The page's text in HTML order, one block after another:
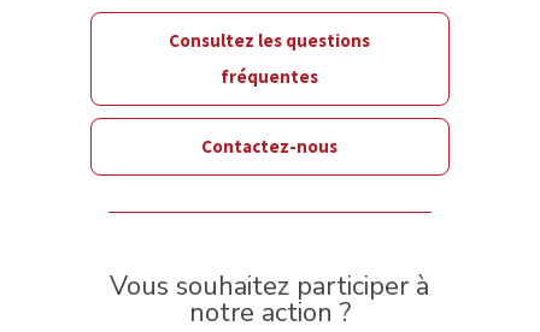
Consultez les questions
fréquentes
Contactez-nous
Vous souhaitez participer à
notre action ?